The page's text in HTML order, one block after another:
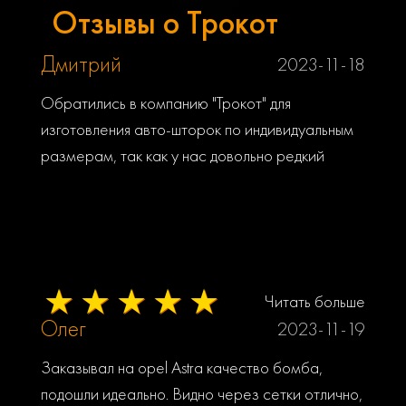
Отзывы о Трокот
Дмитрий 2023-11-18
Обратились в компанию "Трокот" для
изготовления авто-шторок по индивидуальным
размерам, так как у нас довольно редкий
идеально. Мы любим автопутешествия на
дальние расстояния и в труднодоступные
места, по лесам и болотам, по дну горных
речек. Поэтому, нам было важно чтобы данный
продукт соответствовал нашим ожиданиям. И
Читать больше
Олег 2023-11-19
Заказывал на opel Astra качество бомба,
подошли идеально. Видно через сетки отлично,